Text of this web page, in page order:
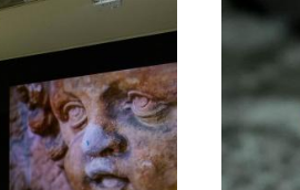
Nederlands
English